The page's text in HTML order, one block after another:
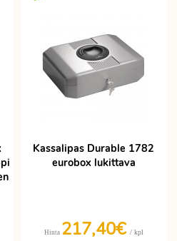
Kassalipas Durable 1782
eurobox lukittava
Hinta 217,40€ / kpl